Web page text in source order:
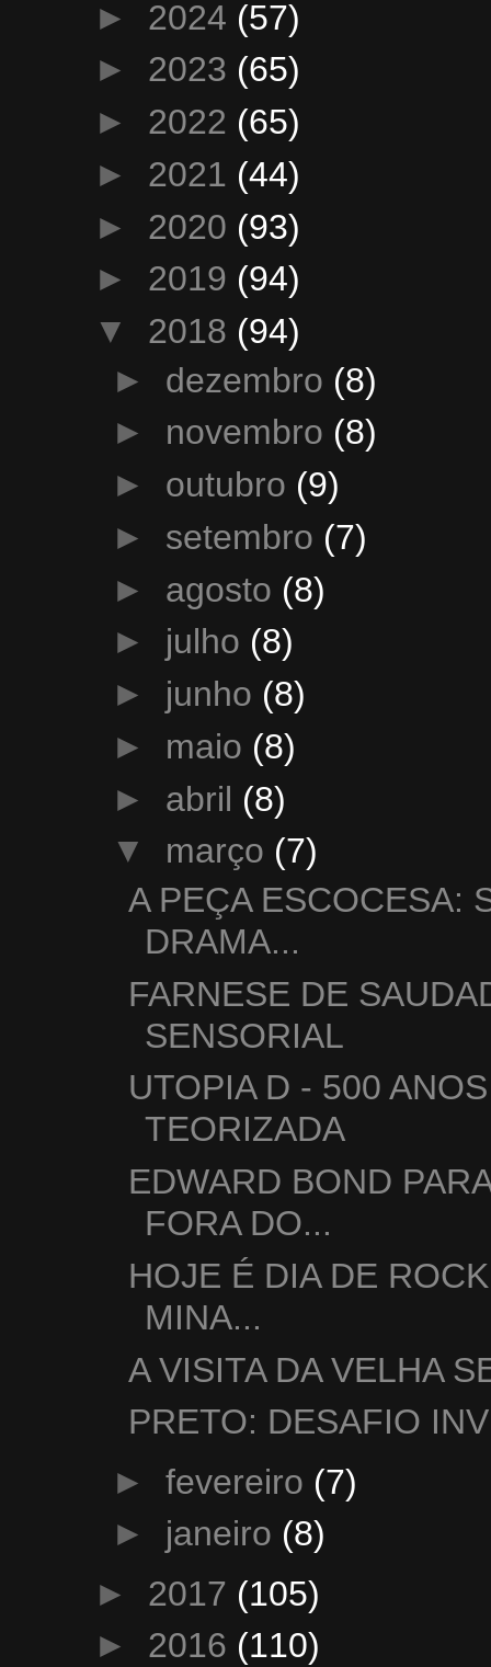
► 2024 (57)
► 2023 (65)
► 2022 (65)
► 2021 (44)
► 2020 (93)
► 2019 (94)
▼ 2018 (94)
► dezembro (8)
► novembro (8)
► outubro (9)
► setembro (7)
► agosto (8)
► julho (8)
► junho (8)
► maio (8)
► abril (8)
▼ março (7)
A PEÇA ESCOCESA:
DRAMA...
FARNESE DE
SENSORIAL
UTOPIA D - 500
TEORIZADA
EDWARD BOND
FORA DO...
HOJE É DIA DE
MINA...
A VISITA DA VELHA
PRETO: DESAFIO
► fevereiro (7)
► janeiro (8)
► 2017 (105)
► 2016 (110)